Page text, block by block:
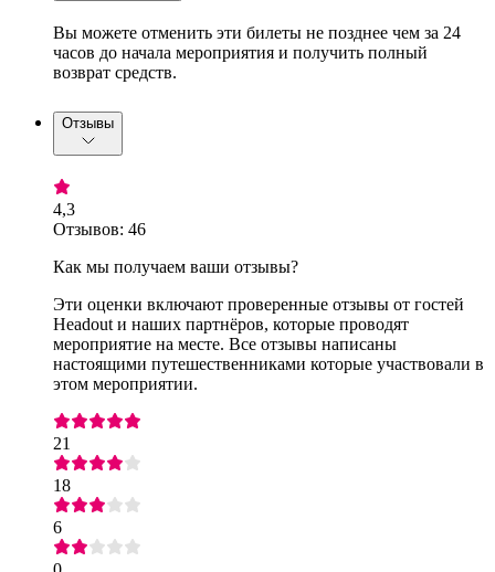
Вы можете отменить эти билеты не позднее чем за 24
часов до начала мероприятия и получить полный
возврат средств.
Отзывы
4,3
Отзывов: 46
Как мы получаем ваши отзывы?
Эти оценки включают проверенные отзывы от гостей
Headout и наших партнёров, которые проводят
мероприятие на месте. Все отзывы написаны
настоящими путешественниками которые участвовали в
этом мероприятии.
21
18
6